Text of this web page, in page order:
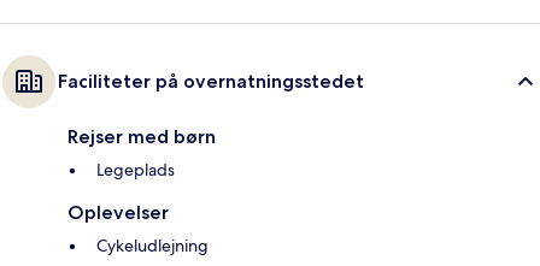
Faciliteter på overnatningsstedet
Rejser med børn
Legeplads
Oplevelser
Cykeludlejning